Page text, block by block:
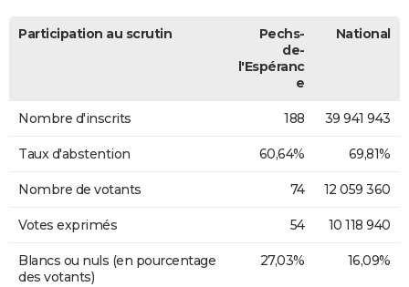
Participation au scrutin
Pechs-
de-
l'Espéranc
e
National
Nombre d'inscrits 188 39 941 943
Taux d'abstention 60,64% 69,81%
Nombre de votants 74 12 059 360
Votes exprimés 54 10 118 940
Blancs ou nuls (en pourcentage
des votants)
27,03% 16,09%